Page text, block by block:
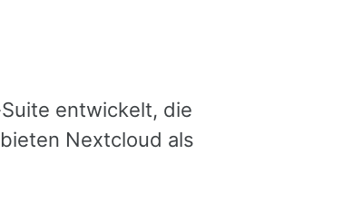
entwickelt, die
Nextcloud als